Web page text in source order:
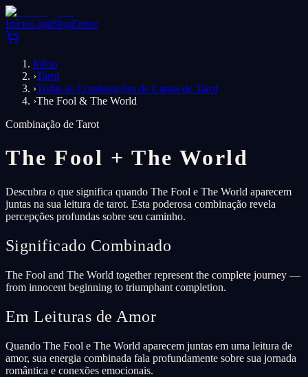
InícioLojaBlogEntrar
Início
›Tarot
›Todas as Combinações de Cartas de Tarot
›The Fool & The World
Combinação de Tarot
The Fool +The World
Descubra o que significa quando The Fool e The World aparecem
juntas na sua leitura de tarot. Esta poderosa combinação revela
percepções profundas sobre seu caminho.
Significado Combinado
The Fool and The World together represent the complete journey —
from innocent beginning to triumphant completion.
Em Leituras de Amor
Quando The Fool e The World aparecem juntas em uma leitura de
amor, sua energia combinada fala profundamente sobre sua jornada
romântica e conexões emocionais.